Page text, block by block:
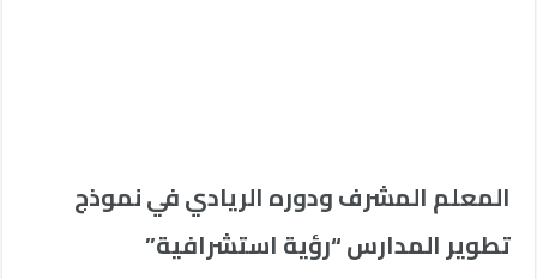
المعلم المشرف ودوره الريادي في نموذج
تطوير المدارس “رؤية استشرافية”